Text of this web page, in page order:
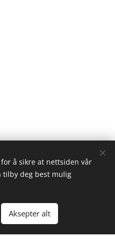
å sikre at nettsiden vår
tilby deg best mulig
Aksepter alt